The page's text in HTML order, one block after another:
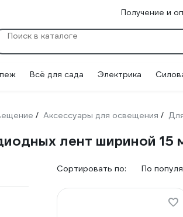
Получение и
Всё для сада Электрика
/ Аксессуары для освещения /
лент шириной 15
Сортировать по: По